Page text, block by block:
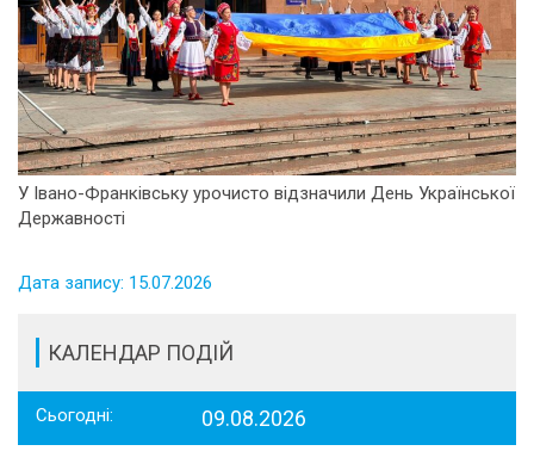
У Івано-Франківську урочисто відзначили День Української
Державності
Дата запису: 15.07.2026
КАЛЕНДАР ПОДІЙ
Сьогодні: 09.08.2026